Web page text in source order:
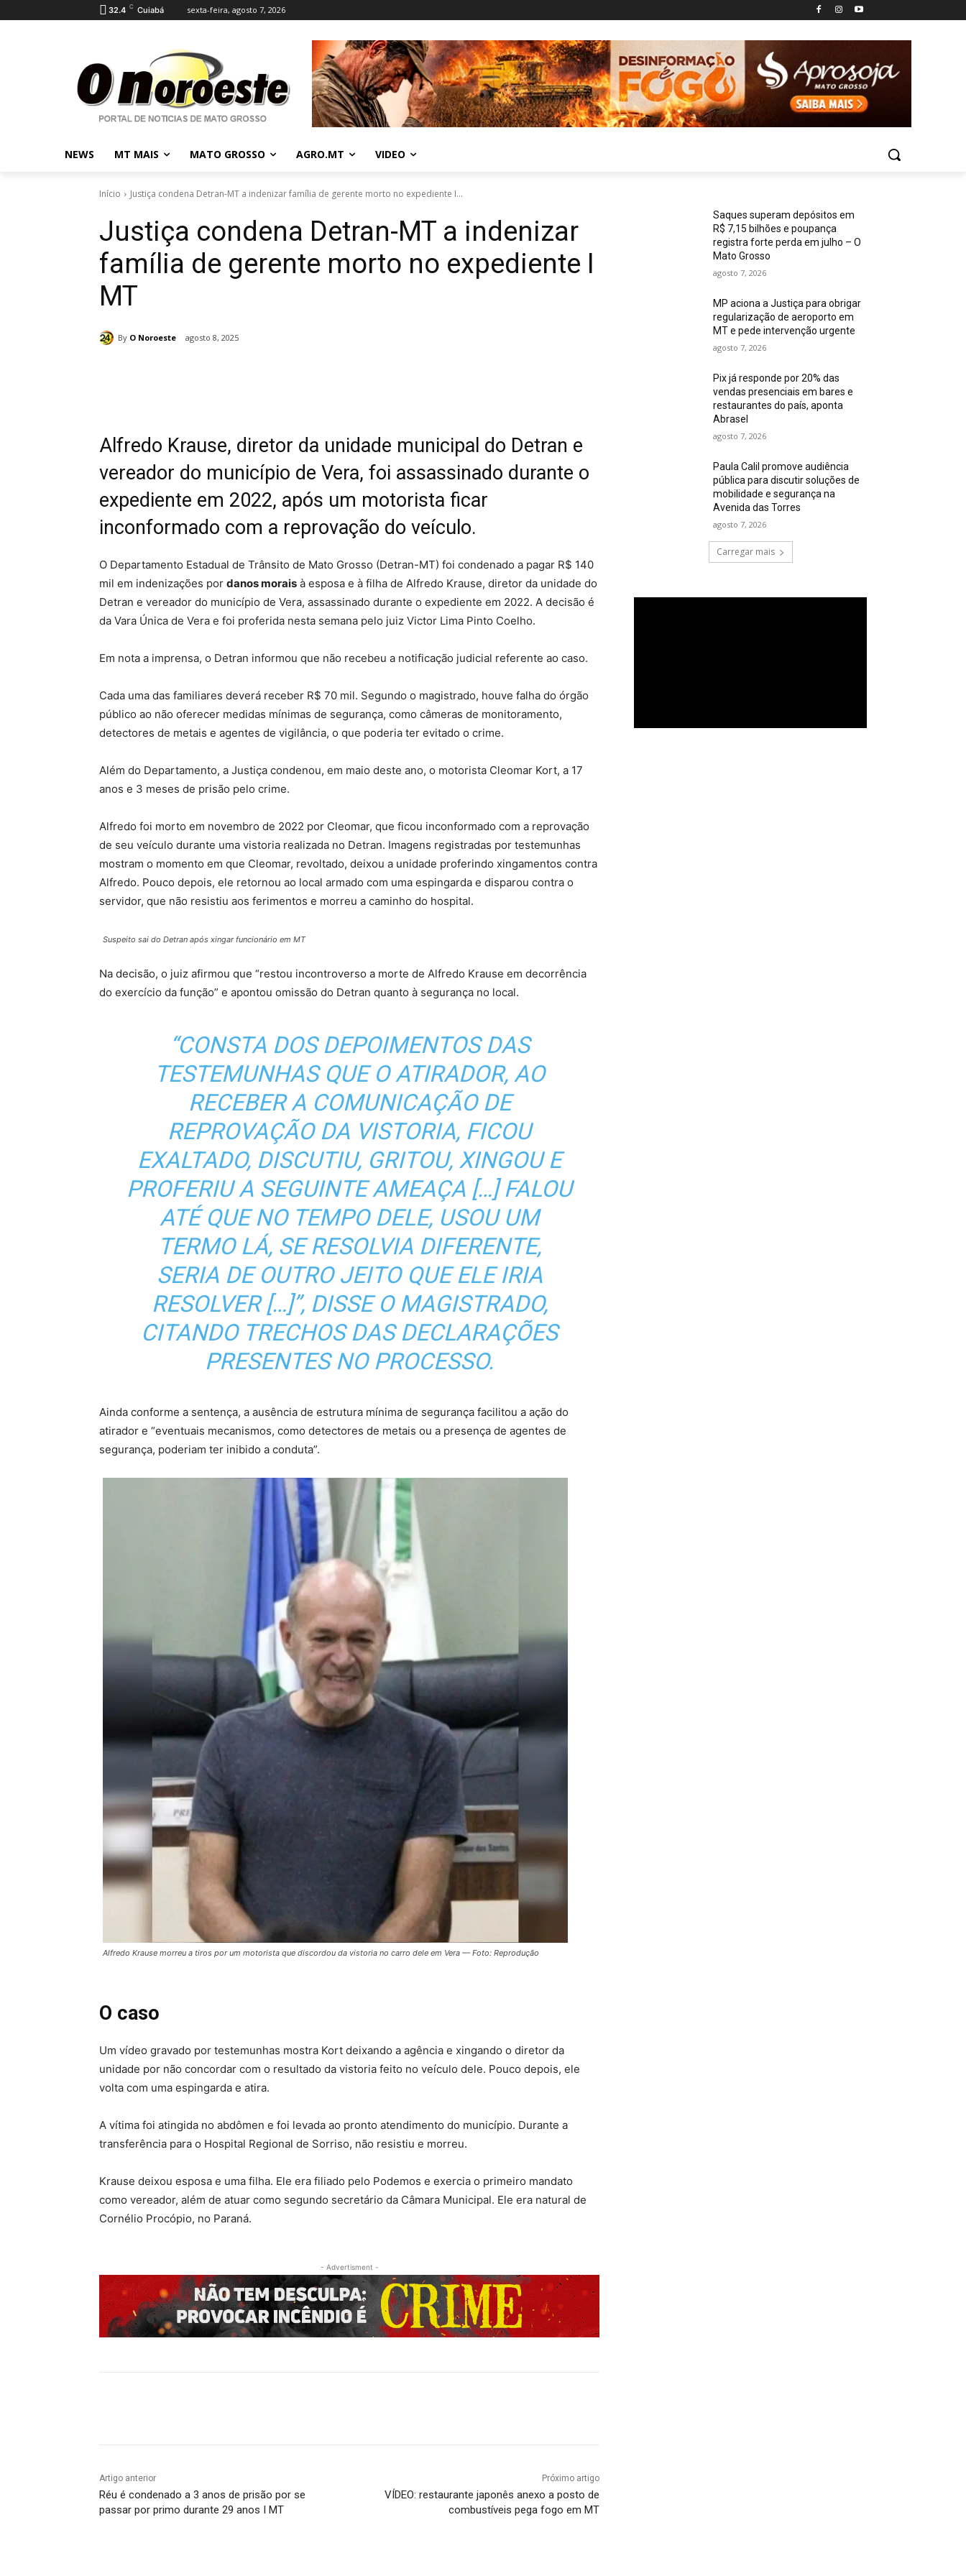
32.4 C Cuiabá sexta-feira, agosto 7, 2026
NEWS MT MAIS MATO GROSSO AGRO.MT VIDEO
Início Justiça condena Detran-MT a indenizar família de gerente morto no expediente I...
Justiça condena Detran-MT a indenizar
família de gerente morto no expediente I
MT
By O Noroeste agosto 8, 2025
Alfredo Krause, diretor da unidade municipal do Detran e
vereador do município de Vera, foi assassinado durante o
expediente em 2022, após um motorista ficar
inconformado com a reprovação do veículo.
O Departamento Estadual de Trânsito de Mato Grosso (Detran-MT) foi condenado a pagar R$ 140
mil em indenizações por danos morais à esposa e à filha de Alfredo Krause, diretor da unidade do
Detran e vereador do município de Vera, assassinado durante o expediente em 2022. A decisão é
da Vara Única de Vera e foi proferida nesta semana pelo juiz Victor Lima Pinto Coelho.
Em nota a imprensa, o Detran informou que não recebeu a notificação judicial referente ao caso.
Cada uma das familiares deverá receber R$ 70 mil. Segundo o magistrado, houve falha do órgão
público ao não oferecer medidas mínimas de segurança, como câmeras de monitoramento,
detectores de metais e agentes de vigilância, o que poderia ter evitado o crime.
Além do Departamento, a Justiça condenou, em maio deste ano, o motorista Cleomar Kort, a 17
anos e 3 meses de prisão pelo crime.
Alfredo foi morto em novembro de 2022 por Cleomar, que ficou inconformado com a reprovação
de seu veículo durante uma vistoria realizada no Detran. Imagens registradas por testemunhas
mostram o momento em que Cleomar, revoltado, deixou a unidade proferindo xingamentos contra
Alfredo. Pouco depois, ele retornou ao local armado com uma espingarda e disparou contra o
servidor, que não resistiu aos ferimentos e morreu a caminho do hospital.
Suspeito sai do Detran após xingar funcionário em MT
Na decisão, o juiz afirmou que “restou incontroverso a morte de Alfredo Krause em decorrência
do exercício da função” e apontou omissão do Detran quanto à segurança no local.
“CONSTA DOS DEPOIMENTOS DAS
TESTEMUNHAS QUE O ATIRADOR, AO
RECEBER A COMUNICAÇÃO DE
REPROVAÇÃO DA VISTORIA, FICOU
EXALTADO, DISCUTIU, GRITOU, XINGOU E
PROFERIU A SEGUINTE AMEAÇA […] FALOU
ATÉ QUE NO TEMPO DELE, USOU UM
TERMO LÁ, SE RESOLVIA DIFERENTE,
SERIA DE OUTRO JEITO QUE ELE IRIA
RESOLVER […]”, DISSE O MAGISTRADO,
CITANDO TRECHOS DAS DECLARAÇÕES
PRESENTES NO PROCESSO.
Ainda conforme a sentença, a ausência de estrutura mínima de segurança facilitou a ação do
atirador e “eventuais mecanismos, como detectores de metais ou a presença de agentes de
segurança, poderiam ter inibido a conduta”.
Alfredo Krause morreu a tiros por um motorista que discordou da vistoria no carro dele em Vera — Foto: Reprodução
O caso
Um vídeo gravado por testemunhas mostra Kort deixando a agência e xingando o diretor da
unidade por não concordar com o resultado da vistoria feito no veículo dele. Pouco depois, ele
volta com uma espingarda e atira.
A vítima foi atingida no abdômen e foi levada ao pronto atendimento do município. Durante a
transferência para o Hospital Regional de Sorriso, não resistiu e morreu.
Krause deixou esposa e uma filha. Ele era filiado pelo Podemos e exercia o primeiro mandato
como vereador, além de atuar como segundo secretário da Câmara Municipal. Ele era natural de
Cornélio Procópio, no Paraná.
- Advertisment -
Artigo anterior
Réu é condenado a 3 anos de prisão por se
passar por primo durante 29 anos I MT
Próximo artigo
VÍDEO: restaurante japonês anexo a posto de
combustíveis pega fogo em MT
Saques superam depósitos em
R$ 7,15 bilhões e poupança
registra forte perda em julho – O
Mato Grosso
agosto 7, 2026
MP aciona a Justiça para obrigar
regularização de aeroporto em
MT e pede intervenção urgente
agosto 7, 2026
Pix já responde por 20% das
vendas presenciais em bares e
restaurantes do país, aponta
Abrasel
agosto 7, 2026
Paula Calil promove audiência
pública para discutir soluções de
mobilidade e segurança na
Avenida das Torres
agosto 7, 2026
Carregar mais